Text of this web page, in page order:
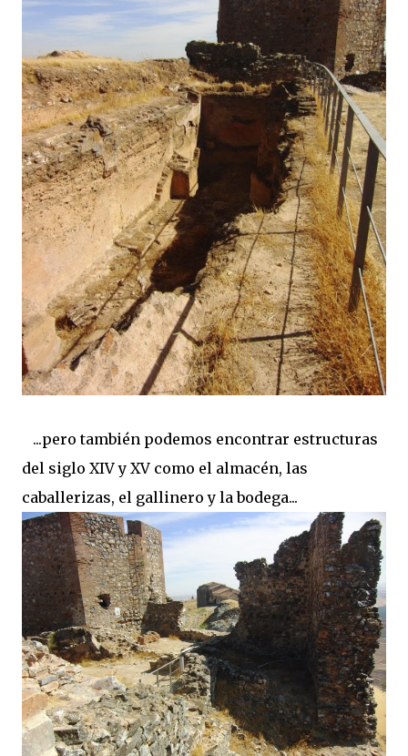
...pero también podemos encontrar estructuras
del siglo XIV y XV como el almacén, las
caballerizas, el gallinero y la bodega...